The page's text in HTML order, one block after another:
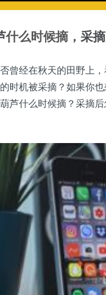
什么时候摘， 采摘
曾经在秋天的田野上
时机被采摘？如果你
芦什么时候摘？采摘